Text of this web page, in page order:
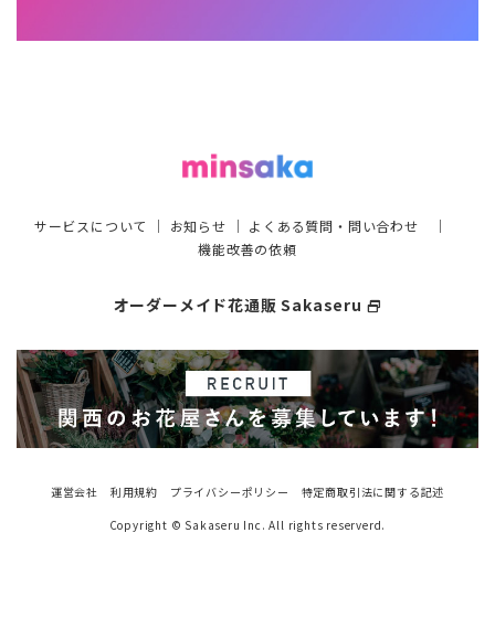
サービスについて ｜ お知らせ ｜ よくある質問・問い合わせ ｜
機能改善の依頼
オーダーメイド花通販 Sakaseru select_window
運営会社 利用規約 プライバシーポリシー
特定商取引法に関する記述
Copyright © Sakaseru Inc. All rights reserverd.